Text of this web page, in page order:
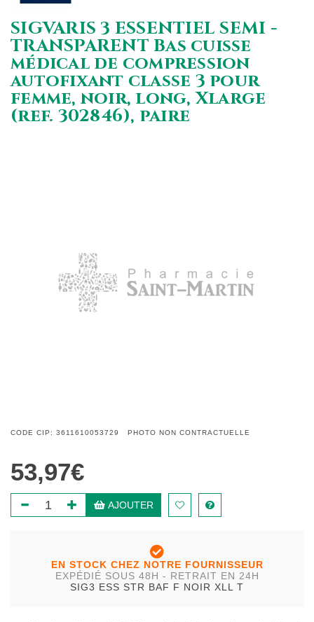
SIGVARIS 3 ESSENTIEL SEMI -
TRANSPARENT Bas cuisse
médical de compression
autofixant classe 3 pour
femme, noir, long, Xlarge
(ref. 302846), paire
CODE CIP: 3611610053729 PHOTO NON CONTRACTUELLE
53,97€
AJOUTER
EN STOCK CHEZ NOTRE FOURNISSEUR
EXPÉDIÉ SOUS 48H - RETRAIT EN 24H
SIG3 ESS STR BAF F NOIR XLL T